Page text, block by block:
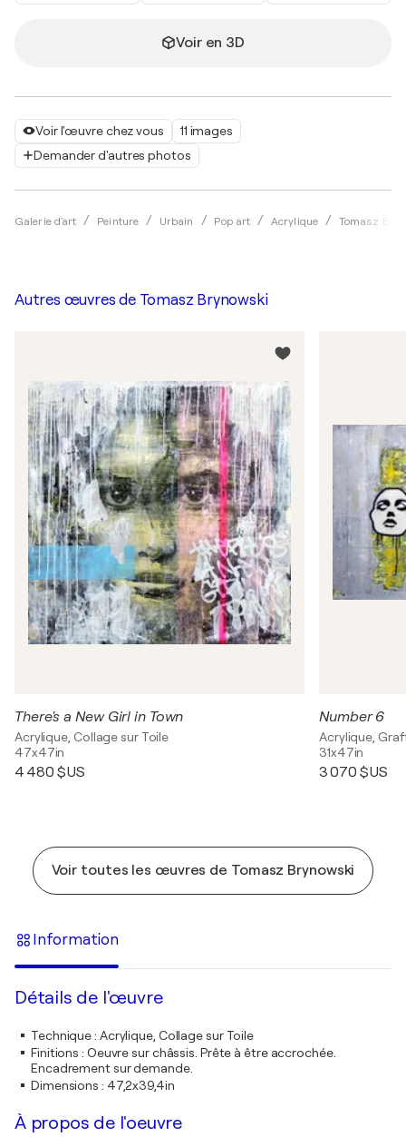
Voir l'œuvre chez vous
11 images
Demander d'autres photos
Galerie d'art Peinture Urbain Pop art Acrylique Tomasz
Voir en 3D
Autres œuvres de Tomasz Brynowski
There's a New Girl in Town
Acrylique, Collage sur Toile
47x47in
4 480 $US
Number 6
Acrylique,
31x47in
3 070 $US
Voir toutes les œuvres de Tomasz Brynowski
Information
Détails de l'œuvre
Technique: Acrylique, Collage sur Toile
Finitions : Oeuvre sur châssis. Prête à être accrochée.
Encadrement sur demande.
Dimensions : 47,2x39,4in
À propos de l'oeuvre